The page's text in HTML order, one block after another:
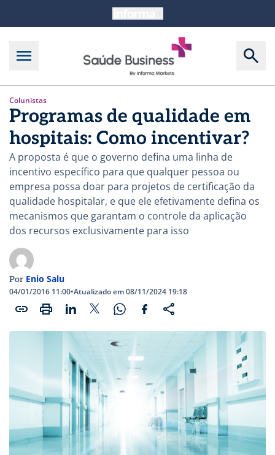
Colunistas
Programas de qualidade em
hospitais: Como incentivar?
A proposta é que o governo defina uma linha de
incentivo específico para que qualquer pessoa ou
empresa possa doar para projetos de certificação da
qualidade hospitalar, e que ele efetivamente defina os
mecanismos que garantam o controle da aplicação
dos recursos exclusivamente para isso
Por Enio Salu
04/01/2016 11:00•Atualizado em 08/11/2024 19:18